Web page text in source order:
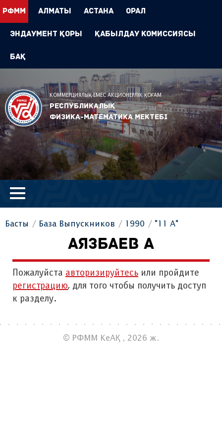
РФММ Алматы Астана Орал
Эндаумент Қоры Қабылдау комиссиясы
БАҚ
КОММЕРЦИЯЛЫҚ ЕМЕС АКЦИОНЕРЛІК ҚОҒАМ
Республикалық
физика-математика мектебі
Басты База Выпускников 1990 "11 А"
АЯЗБАЕВ А
Пожалуйста авторизируйтесь или пройдите
регистрацию, для того чтобы получить доступ
к разделу.
© РФММ КеАҚ , 2026 ж.